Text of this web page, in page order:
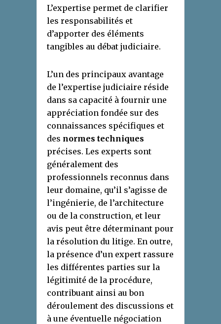
L’expertise permet de clarifier
les responsabilités et
d’apporter des éléments
tangibles au débat judiciaire.
L’un des principaux avantage
de l’expertise judiciaire réside
dans sa capacité à fournir une
appréciation fondée sur des
connaissances spécifiques et
des normes techniques
précises. Les experts sont
généralement des
professionnels reconnus dans
leur domaine, qu’il s’agisse de
l’ingénierie, de l’architecture
ou de la construction, et leur
avis peut être déterminant pour
la résolution du litige. En outre,
la présence d’un expert rassure
les différentes parties sur la
légitimité de la procédure,
contribuant ainsi au bon
déroulement des discussions et
à une éventuelle négociation